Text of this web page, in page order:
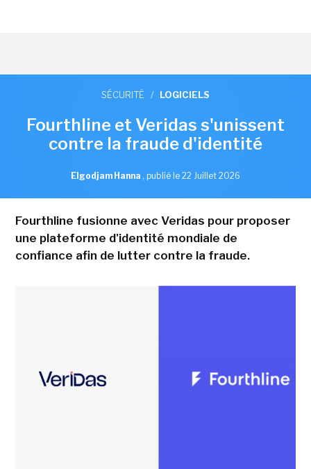
SÉCURITÉ / LOGICIELS
Fourthline et Veridas s'unissent
contre la fraude d'identité
Elgodjam Hanna , publié le 22 Juillet 2026
Fourthline fusionne avec Veridas pour proposer
une plateforme d'identité mondiale de
confiance afin de lutter contre la fraude.